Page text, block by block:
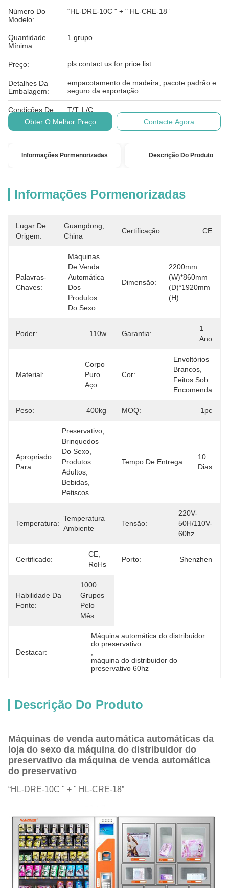
Número Do
Modelo:
“HL-DRE-10C " + " HL-CRE-18”
Quantidade
Mínima:
1 grupo
Preço: pls contact us for price list
Detalhes Da
Embalagem:
empacotamento de madeira; pacote padrão e
seguro da exportação
Condições De
Pagamento:
T/T, L/C
Obter O Melhor Preço
Contacte Agora
Informações Pormenorizadas Descrição Do Produto
Informações Pormenorizadas
Lugar De
Origem:
Guangdong,
China
Certificação: CE
Palavras-
Chaves:
Máquinas
De Venda
Automática
Dos
Produtos
Do Sexo
Dimensão:
2200mm
(W)*860mm
(D)*1920mm
(H)
Poder: 110w Garantia:
1
Ano
Material:
Corpo
Puro
Aço
Cor:
Envoltórios
Brancos,
Feitos Sob
Encomenda
Peso: 400kg MOQ: 1pc
Apropriado
Para:
Preservativo,
Brinquedos
Do Sexo,
Produtos
Adultos,
Bebidas,
Petiscos
Tempo De Entrega:
10
Dias
Temperatura:
Temperatura
Ambiente
Tensão:
220V-
50H/110V-
60hz
Certificado:
CE,
RoHs
Porto: Shenzhen
Habilidade Da
Fonte:
1000
Grupos
Pelo
Mês
Destacar:
Máquina automática do distribuidor
do preservativo
máquina do distribuidor do
preservativo 60hz
Descrição Do Produto
Máquinas de venda automática automáticas da
loja do sexo da máquina do distribuidor do
preservativo da máquina de venda automática
do preservativo
“HL-DRE-10C " + " HL-CRE-18”